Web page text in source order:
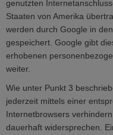
genutzten
Staaten von Amerika
werden durch Google in
gespeichert. Google gibt
erhobenen
weiter.
Wie unter Punkt 3
jederzeit mittels einer
Internetbrowsers
dauerhaft widersprechen.